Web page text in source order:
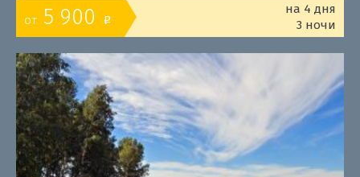
от 5 900 o
на 4 дня
3 ночи